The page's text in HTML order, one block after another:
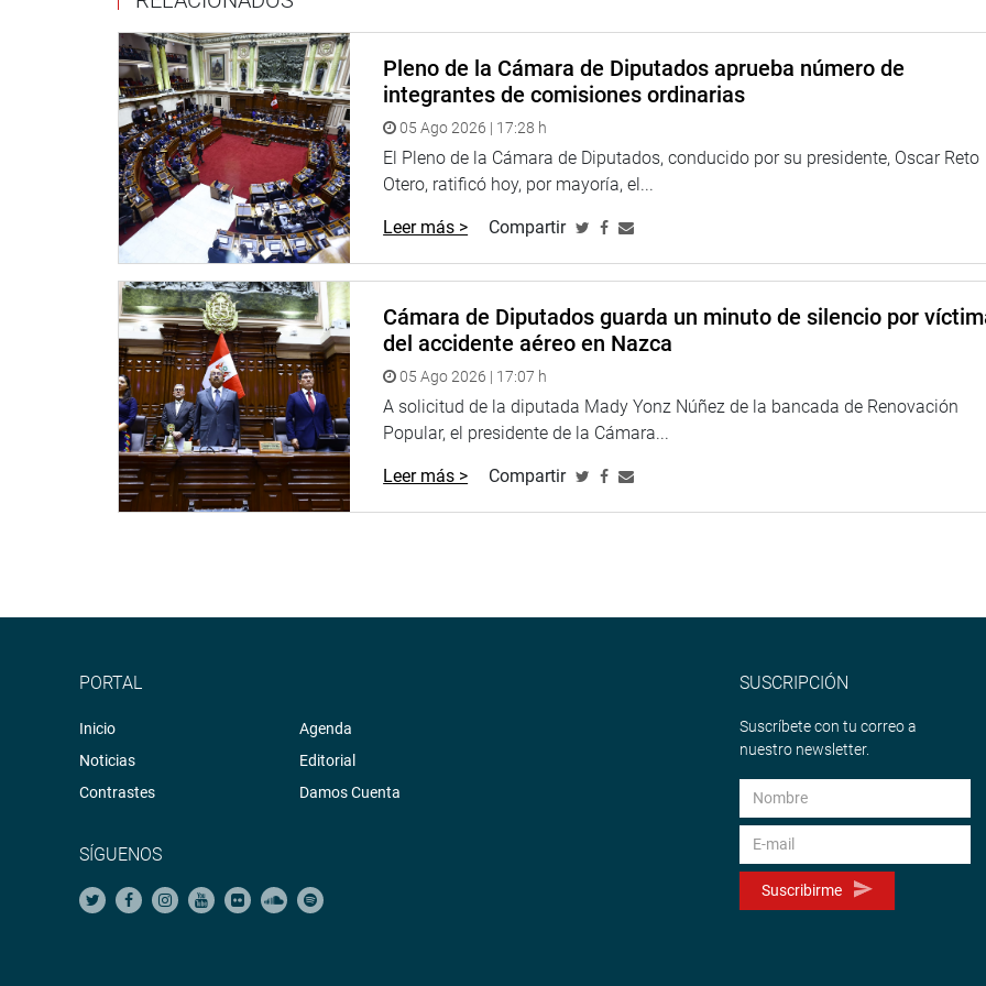
la remuneración íntegra mensual, no pensionable, desde el mes siguiente a cumplir 60 años hasta los 65; el
incremento de un 15 % en la Compensación por Tiempo de Servicios (CTS) al momento del cese, entre otros.
OFICINA DE COMUNICACIONES E IMAGEN INSTITUCIONAL
Pleno de la Cámara de Diputados aprueba número de
integrantes de comisiones ordinarias
05 Ago 2026 | 17:28 h
El Pleno de la Cámara de Diputados, conducido por su presidente, Oscar Reto
Otero, ratificó hoy, por mayoría, el...
Leer más > Compartir
Cámara de Diputados guarda un minuto de silencio por
del accidente aéreo en Nazca
05 Ago 2026 | 17:07 h
A solicitud de la diputada Mady Yonz Núñez de la bancada de Renovación
Popular, el presidente de la Cámara...
Leer más > Compartir
PORTAL
Inicio
Noticias
Contrastes
Agenda
Editorial
Damos Cuenta
SÍGUENOS
SUSCRIPCIÓN
Suscríbete con tu correo a
nuestro newsletter.
Suscribirme